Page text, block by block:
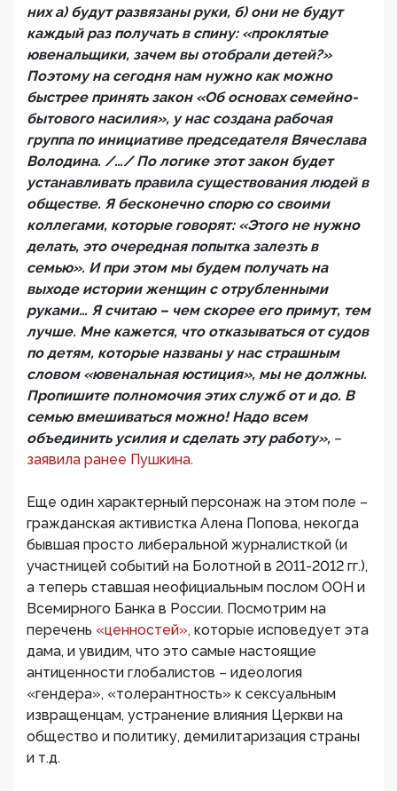
них а) будут развязаны руки, б) они не будут
каждый раз получать в спину: «проклятые
ювенальщики, зачем вы отобрали детей?»
Поэтому на сегодня нам нужно как можно
быстрее принять закон «Об основах семейно-
бытового насилия», у нас создана рабочая
группа по инициативе председателя Вячеслава
Володина. /…/ По логике этот закон будет
устанавливать правила существования людей в
обществе. Я бесконечно спорю со своими
коллегами, которые говорят: «Этого не нужно
делать, это очередная попытка залезть в
семью». И при этом мы будем получать на
выходе истории женщин с отрубленными
руками… Я считаю – чем скорее его примут, тем
лучше. Мне кажется, что отказываться от судов
по детям, которые названы у нас страшным
словом «ювенальная юстиция», мы не должны.
Пропишите полномочия этих служб от и до. В
семью вмешиваться можно! Надо всем
объединить усилия и сделать эту работу», –
заявила ранее Пушкина.
Еще один характерный персонаж на этом поле –
гражданская активистка Алена Попова, некогда
бывшая просто либеральной журналисткой (и
участницей событий на Болотной в 2011-2012 гг.),
а теперь ставшая неофициальным послом ООН и
Всемирного Банка в России. Посмотрим на
перечень «ценностей», которые исповедует эта
дама, и увидим, что это самые настоящие
антиценности глобалистов – идеология
«гендера», «толерантность» к сексуальным
извращенцам, устранение влияния Церкви на
общество и политику, демилитаризация страны
и т.д.